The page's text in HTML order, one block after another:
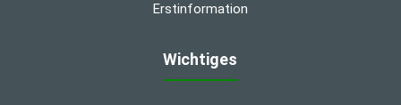
Erstinformation
Wichtiges